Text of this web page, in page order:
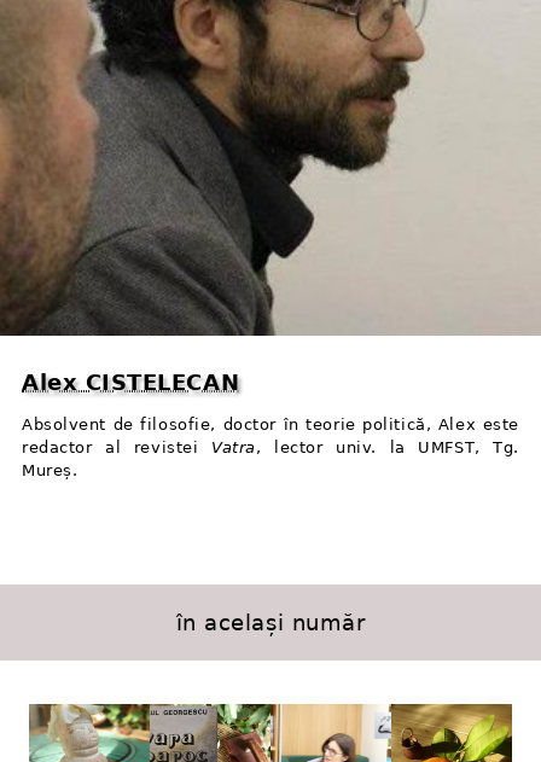
Alex CISTELECAN
Absolvent de filosofie, doctor în teorie politică, Alex este
redactor al revistei Vatra , lector univ. la UMFST, Tg.
Mureș.
în același număr